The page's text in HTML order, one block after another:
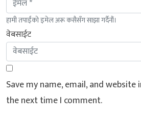
हामी तपाईंको इमेल अरू कसैसँग साझा गर्दैनौं।
वेबसाईट
Save my name, email, and
the next time I comment.